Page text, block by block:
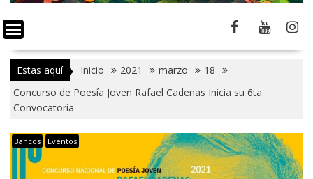
Estas aquí Inicio 2021 marzo
18
Concurso de Poesía Joven Rafael Cadenas Inicia su 6ta.
Convocatoria
Bancos Eventos